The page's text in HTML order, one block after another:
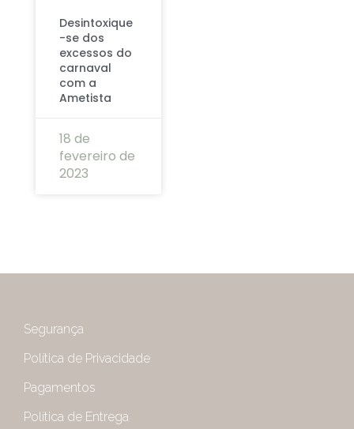
Desintoxique
-se dos
excessos do
carnaval
com a
Ametista
18 de
fevereiro de
2023
Segurança
Política de Privacidade
Pagamentos
Política de Entrega